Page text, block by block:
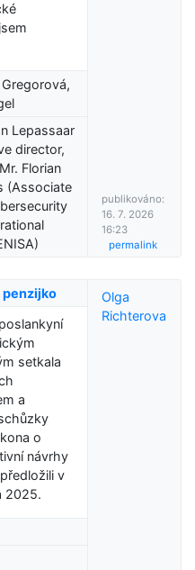
Lepassaar
director,
Florian
(Associate
publikováno:
16. 7. 2026
16:23
permalink
penzijko
setkala
a
o
návrhy
v
2025.
Olga
Richterova